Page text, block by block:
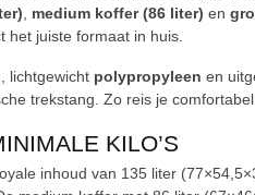
medium koffer (86 liter) en
het juiste formaat in huis.
lichtgewicht polypropyleen en
trekstang. Zo reis je
KILO’S
inhoud van 135 liter